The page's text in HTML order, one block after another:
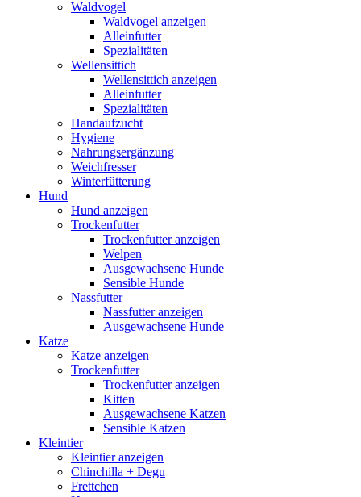
Waldvogel
Waldvogel anzeigen
Alleinfutter
Spezialitäten
Wellensittich
Wellensittich anzeigen
Alleinfutter
Spezialitäten
Handaufzucht
Hygiene
Nahrungsergänzung
Weichfresser
Winterfütterung
Hund
Hund anzeigen
Trockenfutter
Trockenfutter anzeigen
Welpen
Ausgewachsene Hunde
Sensible Hunde
Nassfutter
Nassfutter anzeigen
Ausgewachsene Hunde
Katze
Katze anzeigen
Trockenfutter
Trockenfutter anzeigen
Kitten
Ausgewachsene Katzen
Sensible Katzen
Kleintier
Kleintier anzeigen
Chinchilla + Degu
Frettchen